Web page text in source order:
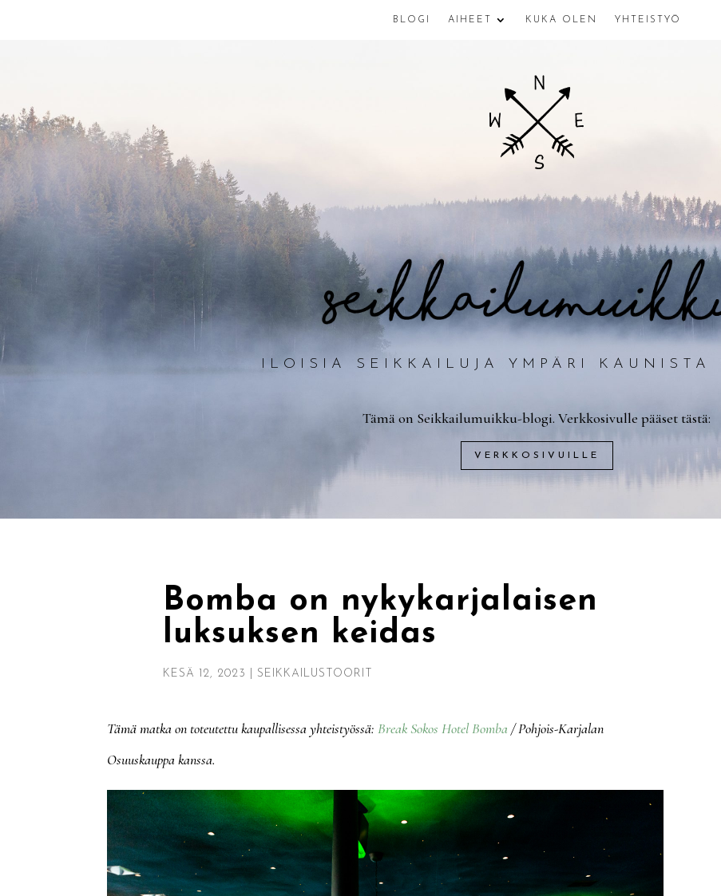
BLOGI AIHEET KUKA OLEN YHTEISTYÖ
ILOISIA SEIKKAILUJA YMPÄRI KAUNISTA
Tämä on Seikkailumuikku-blogi. Verkkosivulle pääset tästä:
VERKKOSIVUILLE
Bomba on nykykarjalaisen
luksuksen keidas
KESÄ 12, 2023 SEIKKAILUSTOORIT
Tämä matka on toteutettu kaupallisessa yhteistyössä:Break Sokos Hotel Bomba / Pohjois-Karjalan
Osuuskauppa kanssa.